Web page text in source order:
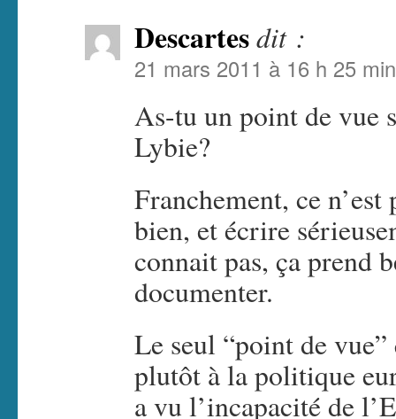
Descartesdit :
21 mars 2011 à 16 h 25 min
As-tu un point de vue
Lybie?
Franchement, ce
bien, et écrire
connait pas, ça prend
documenter.
Le seul “point de
plutôt à la politique
a vu l’incapacité de